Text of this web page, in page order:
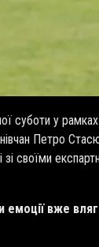
суботи у рамках
Петро
своїми
емоції вже